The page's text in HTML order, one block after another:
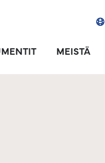
MEISTÄ